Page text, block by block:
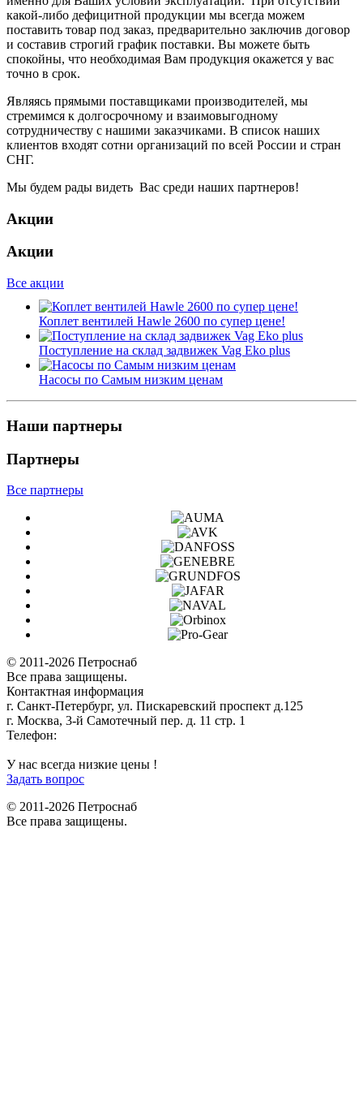
какой-либо дефицитной продукции мы всегда можем
поставить товар под заказ, предварительно заключив договор
и составив строгий график поставки. Вы можете быть
спокойны, что необходимая Вам продукция окажется у вас
точно в срок.
Являясь прямыми поставщиками производителей, мы
стремимся к долгосрочному и взаимовыгодному
сотрудничеству с нашими заказчиками. В список наших
клиентов входят сотни организаций по всей России и стран
СНГ.
Мы будем рады видеть Вас среди наших партнеров!
Акции
Акции
Все акции
Коплет вентилей Hawle 2600 по супер цене!
Поступление на склад задвижек Vag Eko plus
Насосы по Самым низким ценам
Наши партнеры
Партнеры
Все партнеры
© 2011-2026 Петроснаб
Все права защищены.
Контактная информация
г. Санкт-Петербург, ул. Пискаревский проспект д.125
г. Москва, 3-й Самотечный пер. д. 11 стр. 1
Телефон:
У нас всегда низкие цены !
Задать вопрос
© 2011-2026 Петроснаб
Все права защищены.